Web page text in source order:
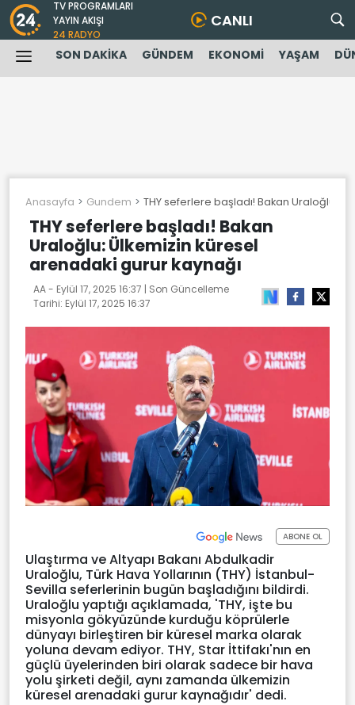
TV PROGRAMLARI
YAYIN AKIŞI
24 RADYO
CANLI
SON DAKİKA GÜNDEM EKONOMİ YAŞAM
Anasayfa Gundem THY seferlere başladı! Bakan Uraloğlu:
THY seferlere başladı! Bakan
Uraloğlu: Ülkemizin küresel
arenadaki gurur kaynağı
AA - Eylül 17, 2025 16:37 | Son Güncelleme
Tarihi: Eylül 17, 2025 16:37
ABONE OL
Ulaştırma ve Altyapı Bakanı Abdulkadir
Uraloğlu, Türk Hava Yollarının (THY) İstanbul-
Sevilla seferlerinin bugün başladığını bildirdi.
Uraloğlu yaptığı açıklamada, 'THY, işte bu
misyonla gökyüzünde kurduğu köprülerle
dünyayı birleştiren bir küresel marka olarak
yoluna devam ediyor. THY, Star İttifakı'nın en
güçlü üyelerinden biri olarak sadece bir hava
yolu şirketi değil, aynı zamanda ülkemizin
küresel arenadaki gurur kaynağıdır' dedi.